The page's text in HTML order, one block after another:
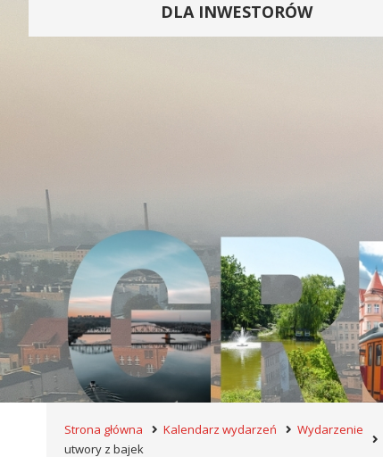
DLA INWESTORÓW
Strona główna Kalendarz wydarzeń Wydarzenie
utwory z bajek